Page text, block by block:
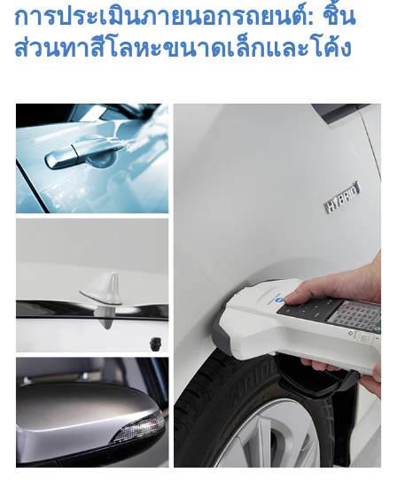
ยนต์
ก่อสร้าง
เคมีภัณฑ์
เครื่อง
ใช้
ไฟฟ้า
เคลือบ
ดูแล
บุคคล
ยา
พลาสติก
การประเมินภายนอกรถยนต์: ชิ้น
ส่วนทาสีโลหะขนาดเล็กและโค้ง